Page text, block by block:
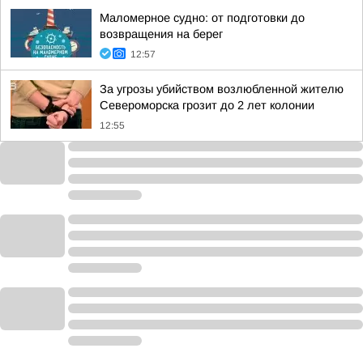
Маломерное судно: от подготовки до
возвращения на берег
12:57
За угрозы убийством возлюбленной жителю
Североморска грозит до 2 лет колонии
12:55